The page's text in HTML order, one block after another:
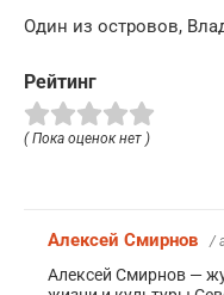
Один из островов,
Рейтинг
( Пока оценок нет )
Алексей Смирнов /
Алексей Смирнов —